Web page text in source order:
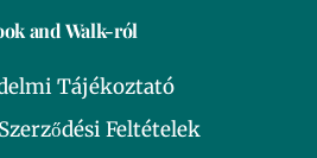
and Walk-ról
Tájékoztató
Feltételek